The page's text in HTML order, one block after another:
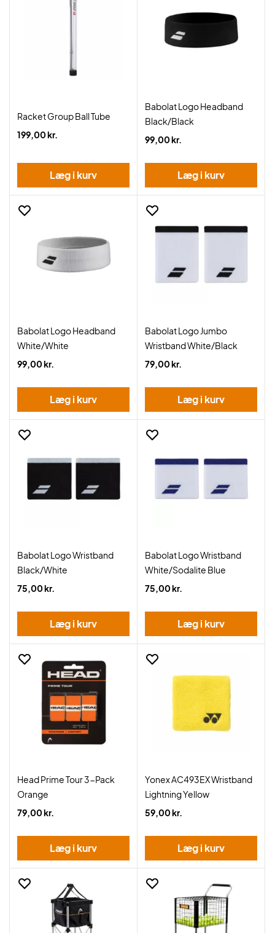
Racket Group Ball Tube
199,00 kr.
Læg i kurv
Babolat Logo Headband
Black/Black
99,00 kr.
Læg i kurv
Babolat Logo Headband
White/White
99,00 kr.
Læg i kurv
Babolat Logo Jumbo
Wristband White/Black
79,00 kr.
Læg i kurv
Babolat Logo Wristband
Black/White
75,00 kr.
Læg i kurv
Babolat Logo Wristband
White/Sodalite Blue
75,00 kr.
Læg i kurv
Head Prime Tour 3-Pack
Orange
79,00 kr.
Læg i kurv
Yonex AC493EX Wristband
Lightning Yellow
59,00 kr.
Læg i kurv